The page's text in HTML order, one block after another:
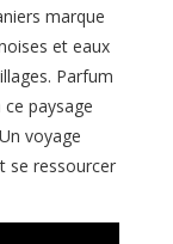
marque
et eaux
Parfum
paysage
voyage
se ressourcer